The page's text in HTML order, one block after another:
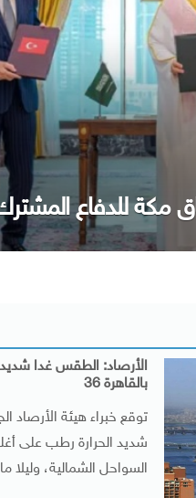
ختام زيارته لمصر
الأرصاد: الطقس غدا شديد
بالقاهرة 36
توقع خبراء هيئة الأرصاد
شديد الحرارة رطب على
السواحل الشمالية، وليلا